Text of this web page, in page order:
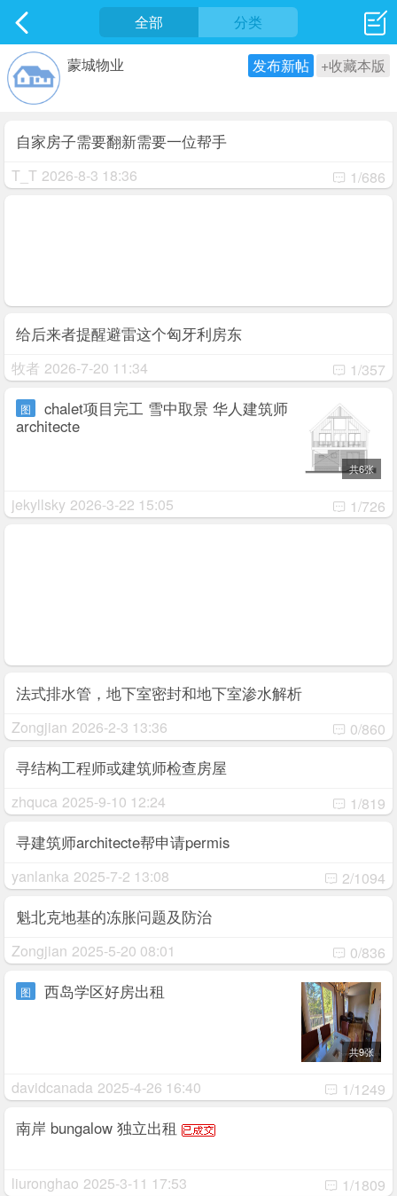
社区 最新发表
全部 分类
蒙城物业 +收藏本版
发布新帖
自家房子需要翻新需要一位帮手
T_T 2026-8-3 18:36 1/686
给后来者提醒避雷这个匈牙利房东
牧者 2026-7-20 11:34 1/357
图chalet项目完工 雪中取景 华人建筑师
architecte
共6张
jekyllsky 2026-3-22 15:05 1/726
法式排水管，地下室密封和地下室渗水解析
Zongjian 2026-2-3 13:36 0/860
寻结构工程师或建筑师检查房屋
zhquca 2025-9-10 12:24 1/819
寻建筑师architecte帮申请permis
yanlanka 2025-7-2 13:08 2/1094
魁北克地基的冻胀问题及防治
Zongjian 2025-5-20 08:01 0/836
图西岛学区好房出租
共9张
davidcanada 2025-4-26 16:40 1/1249
南岸 bungalow 独立出租
liuronghao 2025-3-11 17:53 1/1809